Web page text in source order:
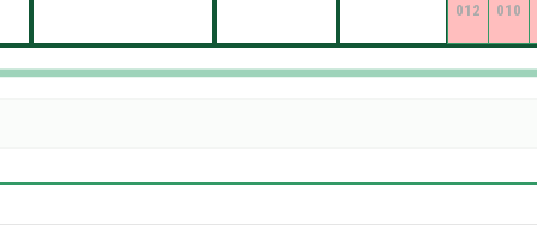
010
012